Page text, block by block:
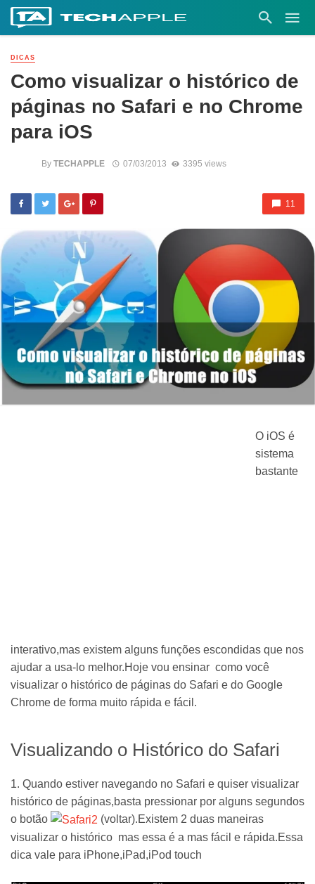
DICAS
Como visualizar o histórico de
páginas no Safari e no Chrome
para iOS
By TECHAPPLE 07/03/2013 3395 views
11
O iOS é
sistema
bastante
interativo,mas existem alguns funções escondidas que nos
ajudar a usa-lo melhor.Hoje vou ensinar como você
visualizar o histórico de páginas do Safari e do Google
Chrome de forma muito rápida e fácil.
Visualizando o Histórico do Safari
1. Quando estiver navegando no Safari e quiser visualizar
histórico de páginas,basta pressionar por alguns segundos
o botão
(voltar).Existem 2 duas maneiras
visualizar o histórico mas essa é a mas fácil e rápida.Essa
dica vale para iPhone,iPad,iPod touch